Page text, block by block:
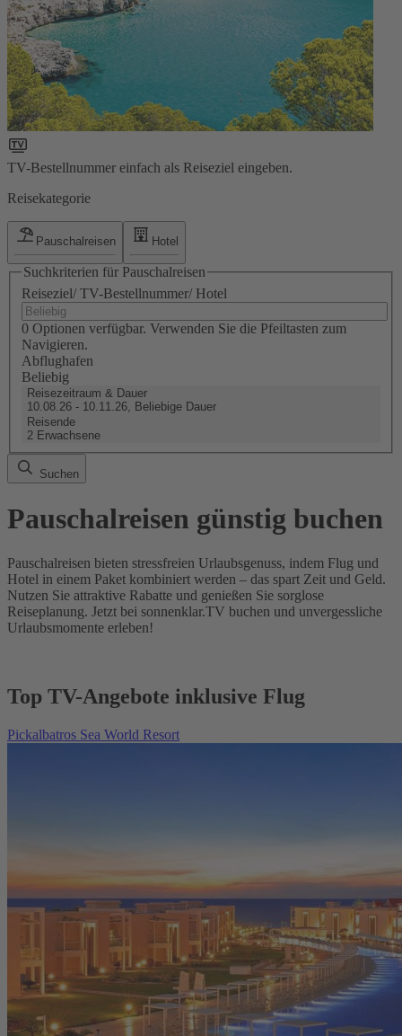
TV-Bestellnummer einfach als Reiseziel eingeben.
Reisekategorie
Pauschalreisen Hotel
Suchkriterien für Pauschalreisen
Reiseziel/ TV-Bestellnummer/ Hotel
0 Optionen verfügbar. Verwenden Sie die Pfeiltasten zum
Navigieren.
Abflughafen
Beliebig
Reisezeitraum & Dauer
10.08.26 - 10.11.26, Beliebige Dauer
Reisende
2 Erwachsene
Suchen
Pauschalreisen günstig buchen
Pauschalreisen bieten stressfreien Urlaubsgenuss, indem Flug und
Hotel in einem Paket kombiniert werden – das spart Zeit und Geld.
Nutzen Sie attraktive Rabatte und genießen Sie sorglose
Reiseplanung. Jetzt bei sonnenklar.TV buchen und unvergessliche
Urlaubsmomente erleben!
Top TV-Angebote inklusive Flug
Pickalbatros Sea World Resort